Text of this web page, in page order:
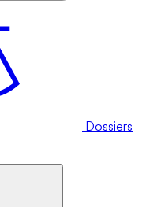
Dossiers